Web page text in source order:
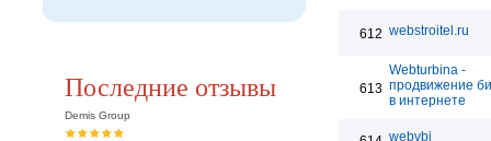
Последние отзывы
Demis Group
612 webstroitel.ru
613
Webturbina -
продвижение
в интернете
webvbi